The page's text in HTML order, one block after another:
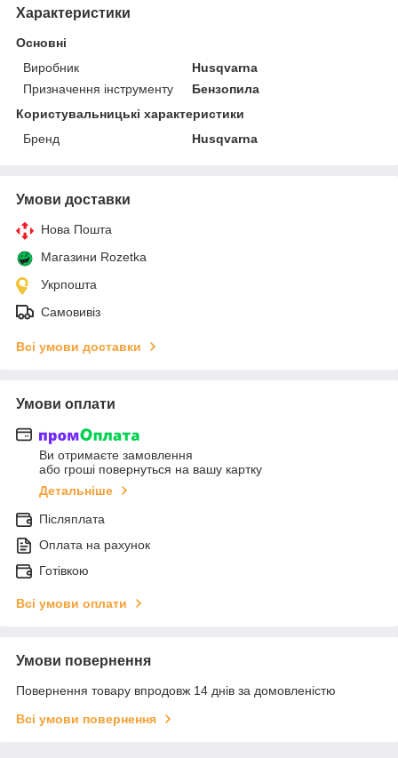
Характеристики
Основні
Виробник
Husqvarna
Призначення інструменту
Бензопила
Користувальницькі характеристики
Бренд
Husqvarna
Умови доставки
Нова Пошта
Магазини Rozetka
Укрпошта
Самовивіз
Всі умови доставки
Умови оплати
Ви отримаєте замовлення
або гроші повернуться на вашу картку
Детальніше
Післяплата
Оплата на рахунок
Готівкою
Всі умови оплати
Умови повернення
Повернення товару впродовж 14 днів за домовленістю
Всі умови повернення